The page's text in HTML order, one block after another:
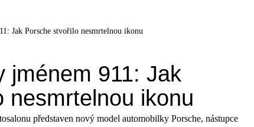
Jak Porsche stvořilo nesmrtelnou ikonu
jménem 911: Jak
nesmrtelnou ikonu
představen nový model automobilky Porsche, nástupce